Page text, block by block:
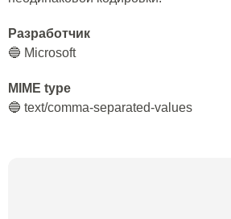
Разработчик
🔵 Microsoft
MIME type
🔵 text/comma-separated-values